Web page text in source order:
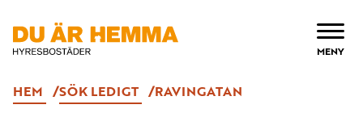
ÖPPNA
MENY
HEM SÖK LEDIGT RAVINGATAN